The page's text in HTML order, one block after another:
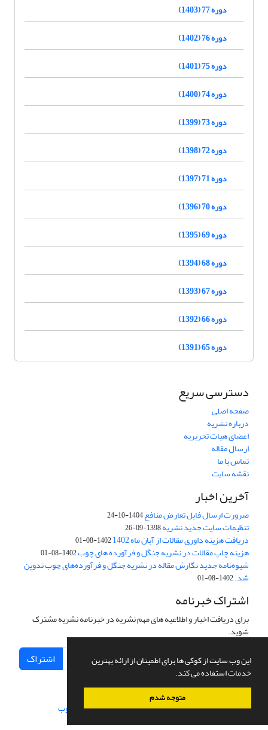
این وب سایت از کوکی ها برای اطمینان از ارائه بهترین
خدمات استفاده می کند.
متوجه شدم
دوره 77 (1403)
دوره 76 (1402)
دوره 75 (1401)
دوره 74 (1400)
دوره 73 (1399)
دوره 72 (1398)
دوره 71 (1397)
دوره 70 (1396)
دوره 69 (1395)
دوره 68 (1394)
دوره 67 (1393)
دوره 66 (1392)
دوره 65 (1391)
دسترسی سریع
صفحه اصلی
درباره نشریه
اعضای هیات تحریریه
ارسال مقاله
تماس با ما
نقشه سایت
آخرین اخبار
ضرورت ارسال فایل تعارض منافع1404-10-24
تنظیمات سایت جدید نشریه1398-09-26
دریافت هزینه داوری مقالات از آبان ماه 1402 1402-08-01
هزینه چاپ مقالات در نشریه جنگل و فرآورده های چوب1402-08-01
شیوه‌نامه جدید نگارش مقاله در نشریه جنگل و فرآورده‌های چوب تدوین
شد.1402-08-01
اشتراک خبرنامه
برای دریافت اخبار و اطلاعیه های مهم نشریه در خبرنامه نشریه مشترک
شوید.
اشتراک
سامانه مدیریت نشریات علمی.طراحی و پیاده سازی از سیناوب